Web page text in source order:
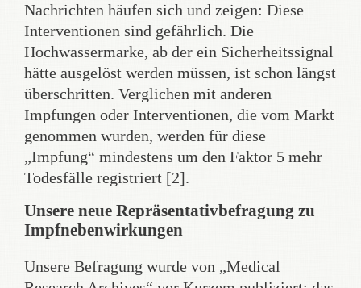
Nachrichten häufen sich und zeigen: Diese
Interventionen sind gefährlich. Die
Hochwassermarke, ab der ein Sicherheitssignal
hätte ausgelöst werden müssen, ist schon längst
überschritten. Verglichen mit anderen
Impfungen oder Interventionen, die vom Markt
genommen wurden, werden für diese
„Impfung“ mindestens um den Faktor 5 mehr
Todesfälle registriert [2].
Unsere neue Repräsentativbefragung zu
Impfnebenwirkungen
Unsere Befragung wurde von „Medical